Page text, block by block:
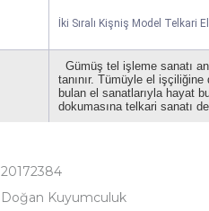
İki Sıralı Kişniş Model
Gümüş tel işleme sanatı
tanınır. Tümüyle el
bulan el sanatlarıyla hayat
dokumasına telkari sanatı
20172384
Doğan Kuyumculuk